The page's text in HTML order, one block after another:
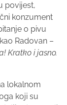
povijest,
konzument
o pivu
Radovan –
Kratko i jasno.
lokalnom
koji su